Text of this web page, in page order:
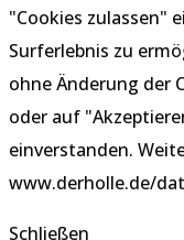
"Cookies zulassen"
Surferlebnis zu
ohne Änderung der
oder auf
einverstanden.
www.derholle.de/
Schließen